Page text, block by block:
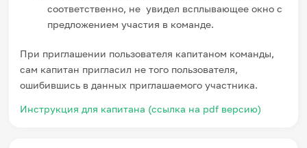
соответственно, не увидел всплывающее окно с
предложением участия в команде.
При приглашении пользователя капитаном команды,
сам капитан пригласил не того пользователя,
ошибившись в данных приглашаемого участника.
Инструкция для капитана (ссылка на pdf версию)